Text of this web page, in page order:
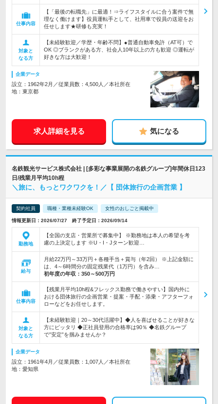
仕事内容
【「最後の転職先」に最適！⇒ライフスタイルに合う案件で無
理なく働けます】役員運転手として、社用車で役員の送迎をお
任せします★研修も充実！
対象と
なる方
【未経験歓迎／学歴・年齢不問】●普通自動車免許（AT可）で
OK ◎ブランクがある方、社会人10年以上の方も歓迎 ◎運転が
好きな方は大歓迎！
企業データ
設立：1962年2月／従業員数：4,500人／本社所在
地：東京都
求人詳細を見る 気になる
名鉄観光サービス株式会社 | [多彩な事業展開の名鉄グループ]年間休日123
日/残業月平均10h程
＼旅に、もっとワクワクを！／【 団体旅行の企画営業 】
契約社員 職種・業種未経験OK 女性のおしごと掲載中
情報更新日：2026/07/27 終了予定日：2026/09/14
勤務地
【全国の支店・営業所で募集中】 ※勤務地は本人の希望を考
慮の上決定します ※U・I・Jターン歓迎…
給与
月給22万円～33万円＋各種手当＋賞与（年2回） ※上記金額に
は、4～6時間分の固定残業代（1万円）を含み…
初年度の年収： 350～500万円
仕事内容
【残業月平均10h程&フレックス勤務で働きやすい】国内外に
おける団体旅行の企画営業・提案・手配・添乗・アフターフォ
ローなどをお任せします。
対象と
なる方
【未経験歓迎｜20～30代活躍中】◆人を喜ばせることが好きな
方にピッタリ ◆正社員登用の合格率は90％ ◆名鉄グループ
で”安定”を掴みませんか？
企業データ
設立：1961年4月／従業員数：1,007人／本社所在
地：愛知県